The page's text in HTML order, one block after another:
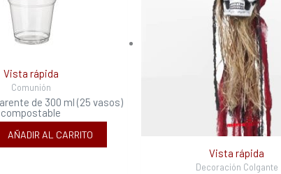
Vista rápida
Comunión
de 300 ml (25 vasos)
compostable
AÑADIR AL CARRITO
Vista rápida
Decoración Colgante